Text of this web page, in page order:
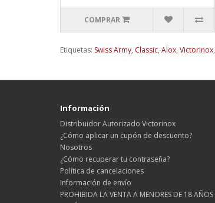
COMPRAR
Etiquetas: Swiss Army, Classic, Alox, Victorinox,
Información
Distribuidor Autorizado Victorinox
¿Cómo aplicar un cupón de descuento?
Nosotros
¿Cómo recuperar tu contraseña?
Política de cancelaciones
Información de envío
PROHIBIDA LA VENTA A MENORES DE 18 AÑOS